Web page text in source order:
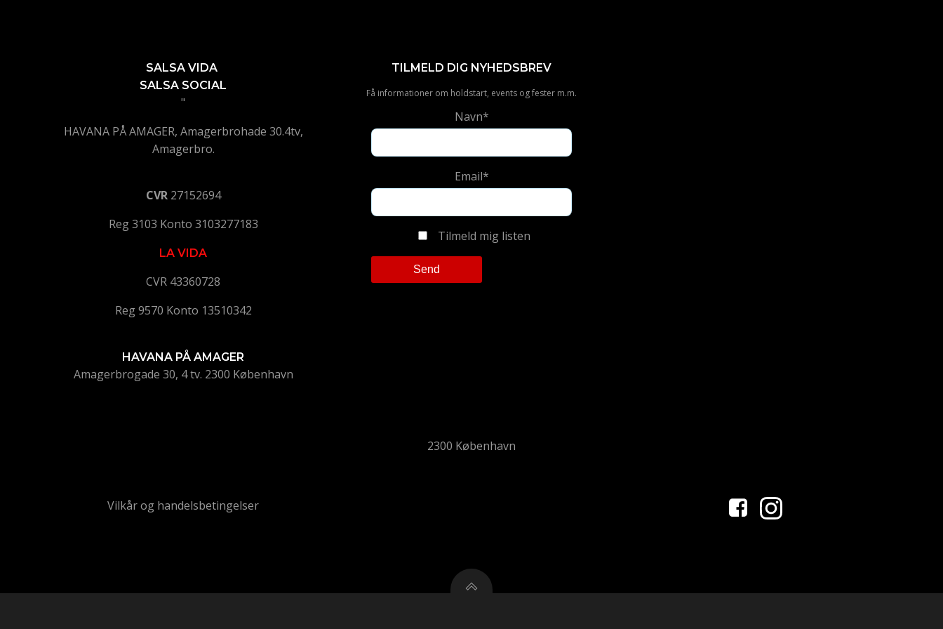
SALSA VIDA
SALSA SOCIAL
"
HAVANA PÅ AMAGER, Amagerbrohade 30.4tv,
Amagerbro.
CVR 27152694
Reg 3103 Konto 3103277183
LA VIDA
CVR 43360728
Reg 9570 Konto 13510342
HAVANA PÅ AMAGER
Amagerbrogade 30, 4 tv. 2300 København
TILMELD DIG NYHEDSBREV
Få informationer om holdstart, events og fester m.m.
Navn*
Email*
Tilmeld mig listen
2300 København
Vilkår og handelsbetingelser